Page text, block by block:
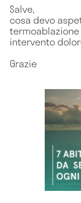
Salve,
cosa devo
intervento
Grazie